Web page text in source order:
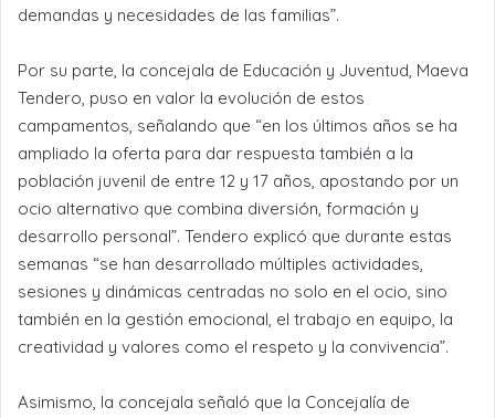
demandas y necesidades de las familias”.
Por su parte, la concejala de Educación y Juventud, Maeva
Tendero, puso en valor la evolución de estos
campamentos, señalando que “en los últimos años se ha
ampliado la oferta para dar respuesta también a la
población juvenil de entre 12 y 17 años, apostando por un
ocio alternativo que combina diversión, formación y
desarrollo personal”. Tendero explicó que durante estas
semanas “se han desarrollado múltiples actividades,
sesiones y dinámicas centradas no solo en el ocio, sino
también en la gestión emocional, el trabajo en equipo, la
creatividad y valores como el respeto y la convivencia”.
Asimismo, la concejala señaló que la Concejalía de